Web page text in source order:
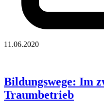
11.06.2020
Bildungswege: Im
Traumbetrieb